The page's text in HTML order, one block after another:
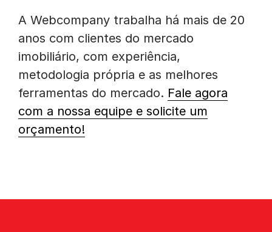
A Webcompany trabalha há mais de 20
anos com clientes do mercado
imobiliário, com experiência,
metodologia própria e as melhores
ferramentas do mercado. Fale agora
com a nossa equipe e solicite um
orçamento!